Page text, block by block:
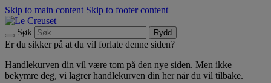
Skip to main content Skip to footer content
Søk Rydd
Er du sikker på at du vil forlate denne siden?
Handlekurven din vil være tom på den nye siden. Men ikke
bekymre deg, vi lagrer handlekurven din her når du vil tilbake.